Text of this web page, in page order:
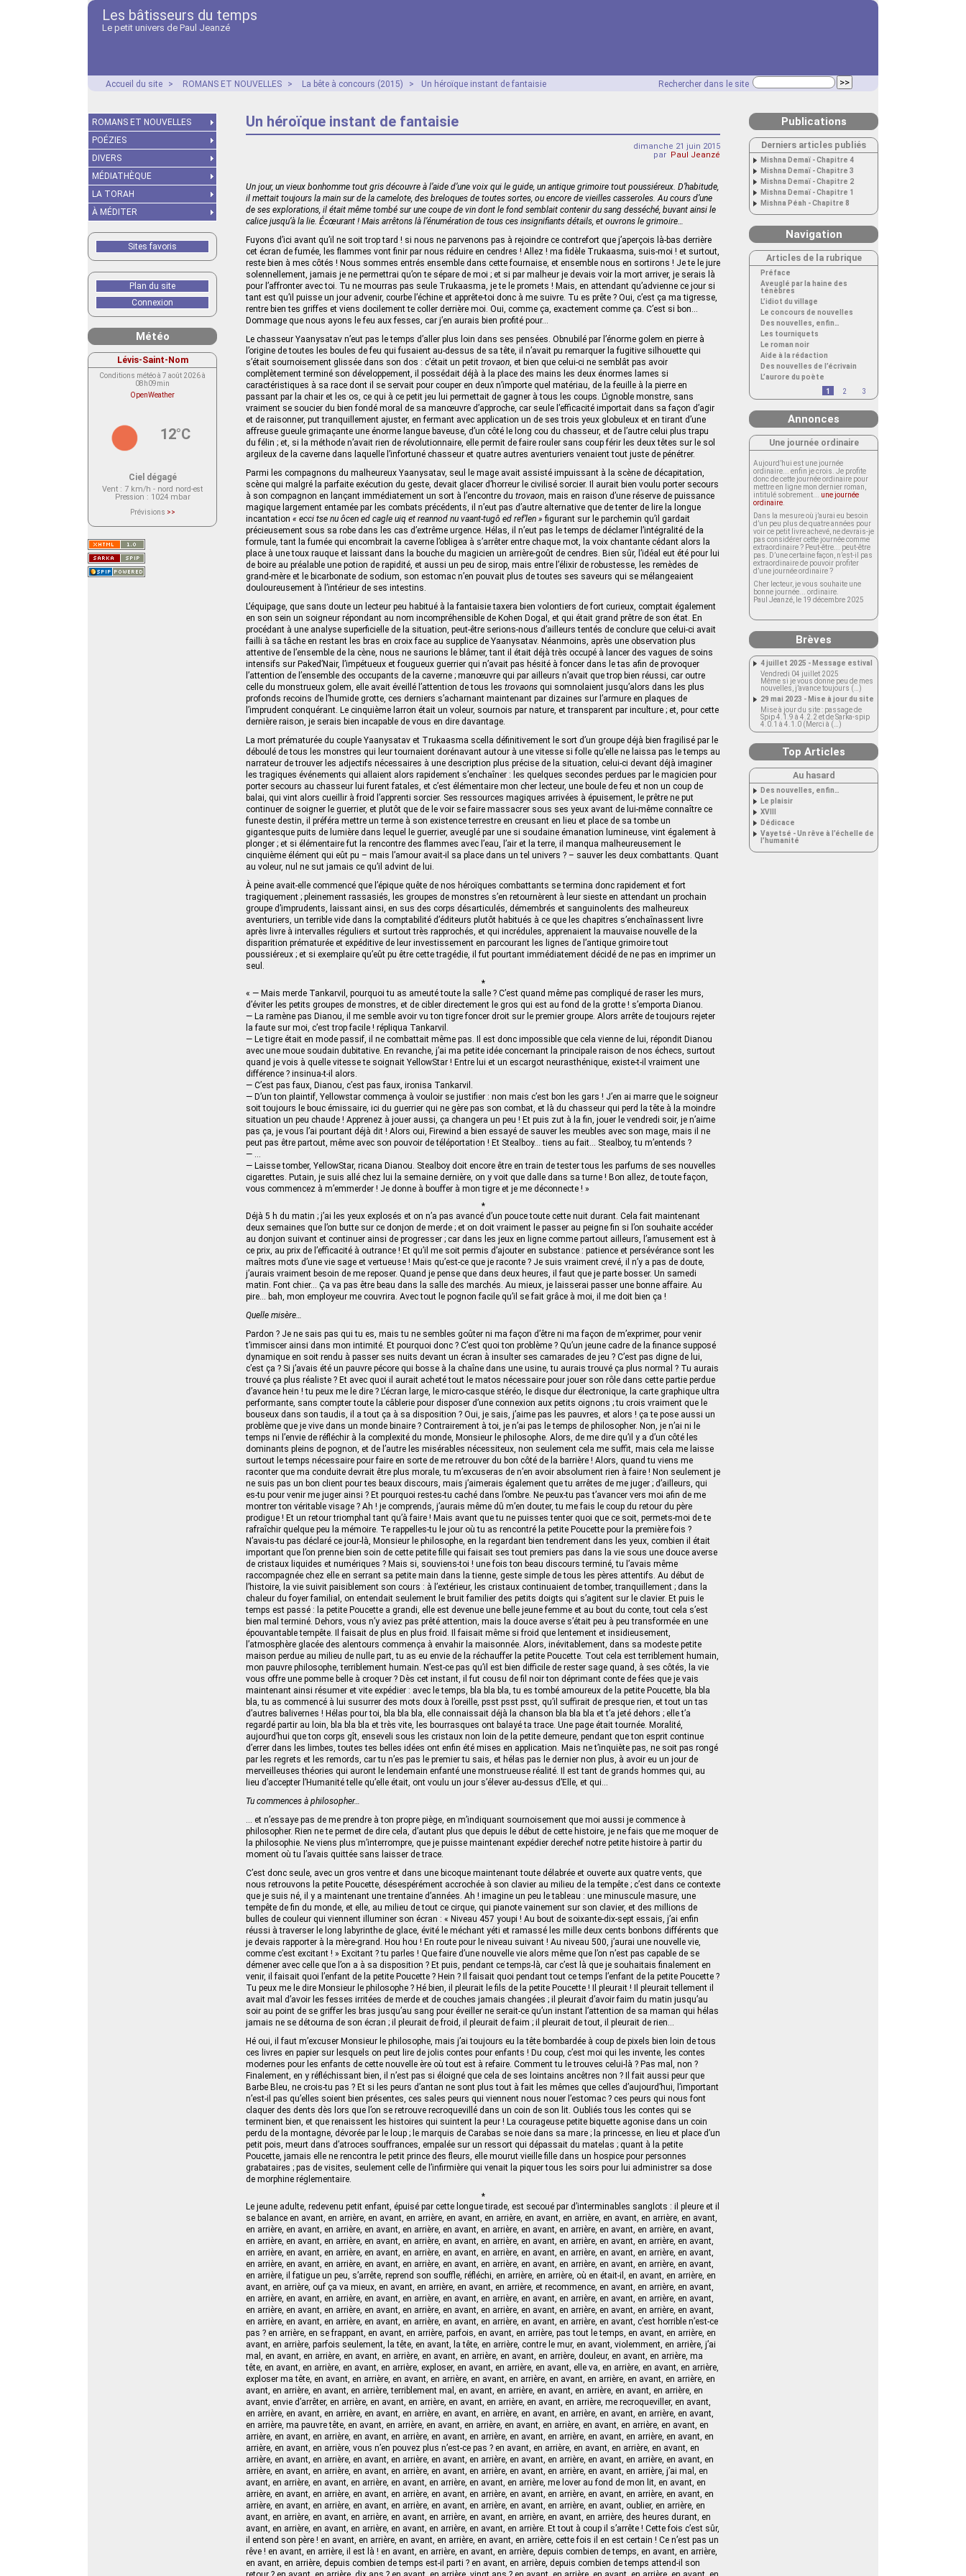
Les bâtisseurs du temps
Le petit univers de Paul Jeanzé
Rechercher dans le site
Accueil du site > ROMANS ET NOUVELLES > La bête à concours (2015) > Un héroïque instant de fantaisie
Un héroïque instant de fantaisie
dimanche 21 juin 2015
par Paul Jeanzé
Un jour, un vieux bonhomme tout gris découvre à l’aide d’une voix qui le guide, un antique grimoire tout poussiéreux. D’habitude,
il mettait toujours la main sur de la camelote, des breloques de toutes sortes, ou encore de vieilles casseroles. Au cours d’une
de ses explorations, il était même tombé sur une coupe de vin dont le fond semblait contenir du sang desséché, buvant ainsi le
calice jusqu’à la lie. Écœurant ! Mais arrêtons là l’énumération de tous ces insignifiants détails, et ouvrons le grimoire…
Fuyons d’ici avant qu’il ne soit trop tard ! si nous ne parvenons pas à rejoindre ce contrefort que j’aperçois là-bas derrière
cet écran de fumée, les flammes vont finir par nous réduire en cendres ! Allez ! ma fidèle Trukaasma, suis‑moi ! et surtout,
reste bien à mes côtés ! Nous sommes entrés ensemble dans cette fournaise, et ensemble nous en sortirons ! Je te le jure
solennellement, jamais je ne permettrai qu’on te sépare de moi ; et si par malheur je devais voir la mort arriver, je serais là
pour l’affronter avec toi. Tu ne mourras pas seule Trukaasma, je te le promets ! Mais, en attendant qu’advienne ce jour si
tant est qu’il puisse un jour advenir, courbe l’échine et apprête-toi donc à me suivre. Tu es prête ? Oui, c’est ça ma tigresse,
rentre bien tes griffes et viens docilement te coller derrière moi. Oui, comme ça, exactement comme ça. C’est si bon…
Dommage que nous ayons le feu aux fesses, car j’en aurais bien profité pour…
Le chasseur Yaanysatav n’eut pas le temps d’aller plus loin dans ses pensées. Obnubilé par l’énorme golem en pierre à
l’origine de toutes les boules de feu qui fusaient au-dessus de sa tête, il n’avait pu remarquer la fugitive silhouette qui
s’était sournoisement glissée dans son dos : c’était un petit trovaon, et bien que celui-ci ne semblât pas avoir
complètement terminé son développement, il possédait déjà à la place des mains les deux énormes lames si
caractéristiques à sa race dont il se servait pour couper en deux n’importe quel matériau, de la feuille à la pierre en
passant par la chair et les os, ce qui à ce petit jeu lui permettait de gagner à tous les coups. L’ignoble monstre, sans
vraiment se soucier du bien fondé moral de sa manœuvre d’approche, car seule l’efficacité importait dans sa façon d’agir
et de raisonner, put tranquillement ajuster, en fermant avec application un de ses trois yeux globuleux et en tirant d’une
affreuse gueule grimaçante une énorme langue baveuse, d’un côté le long cou du chasseur, et de l’autre celui plus trapu
du félin ; et, si la méthode n’avait rien de révolutionnaire, elle permit de faire rouler sans coup férir les deux têtes sur le sol
argileux de la caverne dans laquelle l’infortuné chasseur et quatre autres aventuriers venaient tout juste de pénétrer.
Parmi les compagnons du malheureux Yaanysatav, seul le mage avait assisté impuissant à la scène de décapitation,
scène qui malgré la parfaite exécution du geste, devait glacer d’horreur le civilisé sorcier. Il aurait bien voulu porter secours
à son compagnon en lançant immédiatement un sort à l’encontre du trovaon, mais en raison d’une réserve de puissance
magique largement entamée par les combats précédents, il n’eut pas d’autre alternative que de tenter de lire la longue
incantation « ecci tse nu ôcen ed cagle uiq et reannod nu vaant-tugô ed ref’len » figurant sur le parchemin qu’il gardait
précieusement sous sa robe dans les cas d’extrême urgence. Hélas, il n’eut pas le temps de déclamer l’intégralité de la
formule, tant la fumée qui encombrait la caverne l’obligea à s’arrêter entre chaque mot, la voix chantante cédant alors la
place à une toux rauque et laissant dans la bouche du magicien un arrière-goût de cendres. Bien sûr, l’idéal eut été pour lui
de boire au préalable une potion de rapidité, et aussi un peu de sirop, mais entre l’élixir de robustesse, les remèdes de
grand-mère et le bicarbonate de sodium, son estomac n’en pouvait plus de toutes ses saveurs qui se mélangeaient
douloureusement à l’intérieur de ses intestins.
L’équipage, que sans doute un lecteur peu habitué à la fantaisie taxera bien volontiers de fort curieux, comptait également
en son sein un soigneur répondant au nom incompréhensible de Kohen Dogal, et qui était grand prêtre de son état. En
procédant à une analyse superficielle de la situation, peut-être serions-nous d’ailleurs tentés de conclure que celui-ci avait
failli à sa tâche en restant les bras en croix face au supplice de Yaanysatav. Néanmoins, après une observation plus
attentive de l’ensemble de la cène, nous ne saurions le blâmer, tant il était déjà très occupé à lancer des vagues de soins
intensifs sur Paked’Nair, l’impétueux et fougueux guerrier qui n’avait pas hésité à foncer dans le tas afin de provoquer
l’attention de l’ensemble des occupants de la caverne ; manœuvre qui par ailleurs n’avait que trop bien réussi, car outre
celle du monstrueux golem, elle avait éveillé l’attention de tous les trovaons qui somnolaient jusqu’alors dans les plus
profonds recoins de l’humide grotte, ces derniers s’acharnant maintenant par dizaines sur l’armure en plaques de
l’imprudent conquérant. Le cinquième larron était un voleur, sournois par nature, et transparent par inculture ; et, pour cette
dernière raison, je serais bien incapable de vous en dire davantage.
La mort prématurée du couple Yaanysatav et Trukaasma scella définitivement le sort d’un groupe déjà bien fragilisé par le
déboulé de tous les monstres qui leur tournaient dorénavant autour à une vitesse si folle qu’elle ne laissa pas le temps au
narrateur de trouver les adjectifs nécessaires à une description plus précise de la situation, celui-ci devant déjà imaginer
les tragiques événements qui allaient alors rapidement s’enchaîner : les quelques secondes perdues par le magicien pour
porter secours au chasseur lui furent fatales, et c’est élémentaire mon cher lecteur, une boule de feu et non un coup de
balai, qui vint alors cueillir à froid l’apprenti sorcier. Ses ressources magiques arrivées à épuisement, le prêtre ne put
continuer de soigner le guerrier, et plutôt que de le voir se faire massacrer sous ses yeux avant de lui-même connaître ce
funeste destin, il préféra mettre un terme à son existence terrestre en creusant en lieu et place de sa tombe un
gigantesque puits de lumière dans lequel le guerrier, aveuglé par une si soudaine émanation lumineuse, vint également à
plonger ; et si élémentaire fut la rencontre des flammes avec l’eau, l’air et la terre, il manqua malheureusement le
cinquième élément qui eût pu – mais l’amour avait-il sa place dans un tel univers ? – sauver les deux combattants. Quant
au voleur, nul ne sut jamais ce qu’il advint de lui.
À peine avait-elle commencé que l’épique quête de nos héroïques combattants se termina donc rapidement et fort
tragiquement ; pleinement rassasiés, les groupes de monstres s’en retournèrent à leur sieste en attendant un prochain
groupe d’imprudents, laissant ainsi, en sus des corps désarticulés, démembrés et sanguinolents des malheureux
aventuriers, un terrible vide dans la comptabilité d’éditeurs plutôt habitués à ce que les chapitres s’enchaînassent livre
après livre à intervalles réguliers et surtout très rapprochés, et qui incrédules, apprenaient la mauvaise nouvelle de la
disparition prématurée et expéditive de leur investissement en parcourant les lignes de l’antique grimoire tout
poussiéreux ; et si exemplaire qu’eût pu être cette tragédie, il fut pourtant immédiatement décidé de ne pas en imprimer un
seul.
*
« — Mais merde Tankarvil, pourquoi tu as ameuté toute la salle ? C’est quand même pas compliqué de raser les murs,
d’éviter les petits groupes de monstres, et de cibler directement le gros qui est au fond de la grotte ! s’emporta Dianou.
— La ramène pas Dianou, il me semble avoir vu ton tigre foncer droit sur le premier groupe. Alors arrête de toujours rejeter
la faute sur moi, c’est trop facile ! répliqua Tankarvil.
— Le tigre était en mode passif, il ne combattait même pas. Il est donc impossible que cela vienne de lui, répondit Dianou
avec une moue soudain dubitative. En revanche, j’ai ma petite idée concernant la principale raison de nos échecs, surtout
quand je vois à quelle vitesse te soignait YellowStar ! Entre lui et un escargot neurasthénique, existe-t-il vraiment une
différence ? insinua-t-il alors.
— C’est pas faux, Dianou, c’est pas faux, ironisa Tankarvil.
— D’un ton plaintif, Yellowstar commença à vouloir se justifier : non mais c’est bon les gars ! J’en ai marre que le soigneur
soit toujours le bouc émissaire, ici du guerrier qui ne gère pas son combat, et là du chasseur qui perd la tête à la moindre
situation un peu chaude ! Apprenez à jouer aussi, ça changera un peu ! Et puis zut à la fin, jouer le vendredi soir, je n’aime
pas ça, je vous l’ai pourtant déjà dit ! Alors oui, Firewind a bien essayé de sauver les meubles avec son mage, mais il ne
peut pas être partout, même avec son pouvoir de téléportation ! Et Stealboy… tiens au fait… Stealboy, tu m’entends ?
— …
— Laisse tomber, YellowStar, ricana Dianou. Stealboy doit encore être en train de tester tous les parfums de ses nouvelles
cigarettes. Putain, je suis allé chez lui la semaine dernière, on y voit que dalle dans sa turne ! Bon allez, de toute façon,
vous commencez à m’emmerder ! Je donne à bouffer à mon tigre et je me déconnecte ! »
*
Déjà 5 h du matin ; j’ai les yeux explosés et on n’a pas avancé d’un pouce toute cette nuit durant. Cela fait maintenant
deux semaines que l’on butte sur ce donjon de merde ; et on doit vraiment le passer au peigne fin si l’on souhaite accéder
au donjon suivant et continuer ainsi de progresser ; car dans les jeux en ligne comme partout ailleurs, l’amusement est à
ce prix, au prix de l’efficacité à outrance ! Et qu’il me soit permis d’ajouter en substance : patience et persévérance sont les
maîtres mots d’une vie sage et vertueuse ! Mais qu’est-ce que je raconte ? Je suis vraiment crevé, il n’y a pas de doute,
j’aurais vraiment besoin de me reposer. Quand je pense que dans deux heures, il faut que je parte bosser. Un samedi
matin. Font chier… Ça va pas être beau dans la salle des marchés. Au mieux, je laisserai passer une bonne affaire. Au
pire… bah, mon employeur me couvrira. Avec tout le pognon facile qu’il se fait grâce à moi, il me doit bien ça !
Quelle misère…
Pardon ? Je ne sais pas qui tu es, mais tu ne sembles goûter ni ma façon d’être ni ma façon de m’exprimer, pour venir
t’immiscer ainsi dans mon intimité. Et pourquoi donc ? C’est quoi ton problème ? Qu’un jeune cadre de la finance supposé
dynamique en soit rendu à passer ses nuits devant un écran à insulter ses camarades de jeu ? C’est pas digne de lui,
c’est ça ? Si j’avais été un pauvre pécore qui bosse à la chaîne dans une usine, tu aurais trouvé ça plus normal ? Tu aurais
trouvé ça plus réaliste ? Et avec quoi il aurait acheté tout le matos nécessaire pour jouer son rôle dans cette partie perdue
d’avance hein ! tu peux me le dire ? L’écran large, le micro-casque stéréo, le disque dur électronique, la carte graphique ultra
performante, sans compter toute la câblerie pour disposer d’une connexion aux petits oignons ; tu crois vraiment que le
bouseux dans son taudis, il a tout ça à sa disposition ? Oui, je sais, j’aime pas les pauvres, et alors ! ça te pose aussi un
problème que je vive dans un monde binaire ? Contrairement à toi, je n’ai pas le temps de philosopher. Non, je n’ai ni le
temps ni l’envie de réfléchir à la complexité du monde, Monsieur le philosophe. Alors, de me dire qu’il y a d’un côté les
dominants pleins de pognon, et de l’autre les misérables nécessiteux, non seulement cela me suffit, mais cela me laisse
surtout le temps nécessaire pour faire en sorte de me retrouver du bon côté de la barrière ! Alors, quand tu viens me
raconter que ma conduite devrait être plus morale, tu m’excuseras de n’en avoir absolument rien à faire ! Non seulement je
ne suis pas un bon client pour tes beaux discours, mais j’aimerais également que tu arrêtes de me juger ; d’ailleurs, qui
es‑tu pour venir me juger ainsi ? Et pourquoi restes-tu caché dans l’ombre. Ne peux-tu pas t’avancer vers moi afin de me
montrer ton véritable visage ? Ah ! je comprends, j’aurais même dû m’en douter, tu me fais le coup du retour du père
prodigue ! Et un retour triomphal tant qu’à faire ! Mais avant que tu ne puisses tenter quoi que ce soit, permets-moi de te
rafraîchir quelque peu la mémoire. Te rappelles-tu le jour où tu as rencontré la petite Poucette pour la première fois ?
N’avais‑tu pas déclaré ce jour‑là, Monsieur le philosophe, en la regardant bien tendrement dans les yeux, combien il était
important que l’on prenne bien soin de cette petite fille qui faisait ses tout premiers pas dans la vie sous une douce averse
de cristaux liquides et numériques ? Mais si, souviens-toi ! une fois ton beau discours terminé, tu l’avais même
raccompagnée chez elle en serrant sa petite main dans la tienne, geste simple de tous les pères attentifs. Au début de
l’histoire, la vie suivit paisiblement son cours : à l’extérieur, les cristaux continuaient de tomber, tranquillement ; dans la
chaleur du foyer familial, on entendait seulement le bruit familier des petits doigts qui s’agitent sur le clavier. Et puis le
temps est passé : la petite Poucette a grandi, elle est devenue une belle jeune femme et au bout du conte, tout cela s’est
bien mal terminé. Dehors, vous n’y aviez pas prêté attention, mais la douce averse s’était peu à peu transformée en une
épouvantable tempête. Il faisait de plus en plus froid. Il faisait même si froid que lentement et insidieusement,
l’atmosphère glacée des alentours commença à envahir la maisonnée. Alors, inévitablement, dans sa modeste petite
maison perdue au milieu de nulle part, tu as eu envie de la réchauffer la petite Poucette. Tout cela est terriblement humain,
mon pauvre philosophe, terriblement humain. N’est-ce pas qu’il est bien difficile de rester sage quand, à ses côtés, la vie
vous offre une pomme belle à croquer ? Dès cet instant, il fut cousu de fil noir ton déprimant conte de fées que je vais
maintenant ainsi résumer et vite expédier : avec le temps, bla bla bla, tu es tombé amoureux de la petite Poucette, bla bla
bla, tu as commencé à lui susurrer des mots doux à l’oreille, psst psst psst, qu’il suffirait de presque rien, et tout un tas
d’autres balivernes ! Hélas pour toi, bla bla bla, elle connaissait déjà la chanson bla bla bla et t’a jeté dehors ; elle t’a
regardé partir au loin, bla bla bla et très vite, les bourrasques ont balayé ta trace. Une page était tournée. Moralité,
aujourd’hui que ton corps gît, enseveli sous les cristaux non loin de la petite demeure, pendant que ton esprit continue
d’errer dans les limbes, toutes tes belles idées ont enfin été mises en application. Mais ne t’inquiète pas, ne soit pas rongé
par les regrets et les remords, car tu n’es pas le premier tu sais, et hélas pas le dernier non plus, à avoir eu un jour de
merveilleuses théories qui auront le lendemain enfanté une monstrueuse réalité. Il est tant de grands hommes qui, au
lieu d’accepter l’Humanité telle qu’elle était, ont voulu un jour s’élever au‑dessus d’Elle, et qui…
Tu commences à philosopher…
… et n’essaye pas de me prendre à ton propre piège, en m’indiquant sournoisement que moi aussi je commence à
philosopher. Rien ne te permet de dire cela, d’autant plus que depuis le début de cette histoire, je ne fais que me moquer de
la philosophie. Ne viens plus m’interrompre, que je puisse maintenant expédier derechef notre petite histoire à partir du
moment où tu l’avais quittée sans laisser de trace.
C’est donc seule, avec un gros ventre et dans une bicoque maintenant toute délabrée et ouverte aux quatre vents, que
nous retrouvons la petite Poucette, désespérément accrochée à son clavier au milieu de la tempête ; c’est dans ce contexte
que je suis né, il y a maintenant une trentaine d’années. Ah ! imagine un peu le tableau : une minuscule masure, une
tempête de fin du monde, et elle, au milieu de tout ce cirque, qui pianote vainement sur son clavier, et des millions de
bulles de couleur qui viennent illuminer son écran : « Niveau 457 youpi ! Au bout de soixante-dix-sept essais, j’ai enfin
réussi à traverser le long labyrinthe de glace, évité le méchant yéti et ramassé les mille deux cents bonbons différents que
je devais rapporter à la mère-grand. Hou hou ! En route pour le niveau suivant ! Au niveau 500, j’aurai une nouvelle vie,
comme c’est excitant ! » Excitant ? tu parles ! Que faire d’une nouvelle vie alors même que l’on n’est pas capable de se
démener avec celle que l’on a à sa disposition ? Et puis, pendant ce temps-là, car c’est là que je souhaitais finalement en
venir, il faisait quoi l’enfant de la petite Poucette ? Hein ? Il faisait quoi pendant tout ce temps l’enfant de la petite Poucette ?
Tu peux me le dire Monsieur le philosophe ? Hé bien, il pleurait le fils de la petite Poucette ! Il pleurait ! Il pleurait tellement il
avait mal d’avoir les fesses irritées de merde et de couches jamais changées ; il pleurait d’avoir faim du matin jusqu’au
soir au point de se griffer les bras jusqu’au sang pour éveiller ne serait-ce qu’un instant l’attention de sa maman qui hélas
jamais ne se détourna de son écran ; il pleurait de froid, il pleurait de faim ; il pleurait de tout, il pleurait de rien…
Hé oui, il faut m’excuser Monsieur le philosophe, mais j’ai toujours eu la tête bombardée à coup de pixels bien loin de tous
ces livres en papier sur lesquels on peut lire de jolis contes pour enfants ! Du coup, c’est moi qui les invente, les contes
modernes pour les enfants de cette nouvelle ère où tout est à refaire. Comment tu le trouves celui-là ? Pas mal, non ?
Finalement, en y réfléchissant bien, il n’est pas si éloigné que cela de ses lointains ancêtres non ? Il fait aussi peur que
Barbe Bleu, ne crois-tu pas ? Et si les peurs d’antan ne sont plus tout à fait les mêmes que celles d’aujourd’hui, l’important
n’est-il pas qu’elles soient bien présentes, ces sales peurs qui viennent nous nouer l’estomac ? ces peurs qui nous font
claquer des dents dès lors que l’on se retrouve recroquevillé dans un coin de son lit. Oubliés tous les contes qui se
terminent bien, et que renaissent les histoires qui suintent la peur ! La courageuse petite biquette agonise dans un coin
perdu de la montagne, dévorée par le loup ; le marquis de Carabas se noie dans sa mare ; la princesse, en lieu et place d’un
petit pois, meurt dans d’atroces souffrances, empalée sur un ressort qui dépassait du matelas ; quant à la petite
Poucette, jamais elle ne rencontra le petit prince des fleurs, elle mourut vieille fille dans un hospice pour personnes
grabataires ; pas de visites, seulement celle de l’infirmière qui venait la piquer tous les soirs pour lui administrer sa dose
de morphine réglementaire.
*
Le jeune adulte, redevenu petit enfant, épuisé par cette longue tirade, est secoué par d’interminables sanglots : il pleure et il
se balance en avant, en arrière, en avant, en arrière, en avant, en arrière, en avant, en arrière, en avant, en arrière, en avant,
en arrière, en avant, en arrière, en avant, en arrière, en avant, en arrière, en avant, en arrière, en avant, en arrière, en avant,
en arrière, en avant, en arrière, en avant, en arrière, en avant, en arrière, en avant, en arrière, en avant, en arrière, en avant,
en arrière, en avant, en arrière, en avant, en arrière, en avant, en arrière, en avant, en arrière, en avant, en arrière, en avant,
en arrière, en avant, en arrière, en avant, en arrière, en avant, en arrière, en avant, en arrière, en avant, en arrière, en avant,
en arrière, il fatigue un peu, s’arrête, reprend son souffle, réfléchi, en arrière, en arrière, où en était-il, en avant, en arrière, en
avant, en arrière, ouf ça va mieux, en avant, en arrière, en avant, en arrière, et recommence, en avant, en arrière, en avant,
en arrière, en avant, en arrière, en avant, en arrière, en avant, en arrière, en avant, en arrière, en avant, en arrière, en avant,
en arrière, en avant, en arrière, en avant, en arrière, en avant, en arrière, en avant, en arrière, en avant, en arrière, en avant,
en arrière, en avant, en arrière, en avant, en arrière, en avant, en arrière, en avant, en arrière, en avant, c’est horrible n’est-ce
pas ? en arrière, en se frappant, en avant, en arrière, parfois, en avant, en arrière, pas tout le temps, en avant, en arrière, en
avant, en arrière, parfois seulement, la tête, en avant, la tête, en arrière, contre le mur, en avant, violemment, en arrière, j’ai
mal, en avant, en arrière, en avant, en arrière, en avant, en arrière, en avant, en arrière, douleur, en avant, en arrière, ma
tête, en avant, en arrière, en avant, en arrière, exploser, en avant, en arrière, en avant, elle va, en arrière, en avant, en arrière,
exploser ma tête, en avant, en arrière, en avant, en arrière, en avant, en arrière, en avant, en arrière, en avant, en arrière, en
avant, en arrière, en avant, en arrière, terriblement mal, en avant, en arrière, en avant, en arrière, en avant, en arrière, en
avant, envie d’arrêter, en arrière, en avant, en arrière, en avant, en arrière, en avant, en arrière, me recroqueviller, en avant,
en arrière, en avant, en arrière, en avant, en arrière, en avant, en arrière, en avant, en arrière, en avant, en arrière, en avant,
en arrière, ma pauvre tête, en avant, en arrière, en avant, en arrière, en avant, en arrière, en avant, en arrière, en avant, en
arrière, en avant, en arrière, en avant, en arrière, en avant, en arrière, en avant, en arrière, en avant, en arrière, en avant, en
arrière, en avant, en arrière, vous n’en pouvez plus n’est-ce pas ? en avant, en arrière, en avant, en arrière, en avant, en
arrière, en avant, en arrière, en avant, en arrière, en avant, en arrière, en avant, en arrière, en avant, en arrière, en avant, en
arrière, en avant, en arrière, en avant, en arrière, en avant, en arrière, en avant, en arrière, en avant, en arrière, j’ai mal, en
avant, en arrière, en avant, en arrière, en avant, en arrière, en avant, en arrière, me lover au fond de mon lit, en avant, en
arrière, en avant, en arrière, en avant, en arrière, en avant, en arrière, en avant, en arrière, en avant, en arrière, en avant, en
arrière, en avant, en arrière, en avant, en arrière, en avant, en arrière, en avant, en arrière, en avant, oublier, en arrière, en
avant, en arrière, en avant, en arrière, en avant, en arrière, en avant, en arrière, en avant, en arrière, des heures durant, en
avant, en arrière, en avant, en arrière, en avant, en arrière, en avant, en arrière. Et tout à coup il s’arrête ! Cette fois c’est sûr,
il entend son père ! en avant, en arrière, en avant, en arrière, en avant, en arrière, cette fois il en est certain ! Ce n’est pas un
rêve ! en avant, en arrière, il est là ! en avant, en arrière, en avant, en arrière, depuis combien de temps, en avant, en arrière,
en avant, en arrière, depuis combien de temps est-il parti ? en avant, en arrière, depuis combien de temps attend-il son
ROMANS ET NOUVELLES
POÉZIES
DIVERS
MÉDIATHÈQUE
LA TORAH
À MÉDITER
Sites favoris
Plan du site
Connexion
Météo
Lévis-Saint-Nom
Conditions météo à 7 août 2026 à
08h09min
OpenWeather
12°C
Ciel dégagé
Vent : 7 km/h - nord nord-est
Pression : 1024 mbar
Prévisions >>
actuellement aucune prévision
Saint-Nom.
Veuillez consulter le message du
service ci-dessous.
(401 - Invalid API key. Please see
https://openweathermap.org/faq#error401
Publications
Derniers articles publiés
Mishna Demaï - Chapitre 4
Mishna Demaï - Chapitre 3
Mishna Demaï - Chapitre 2
Mishna Demaï - Chapitre 1
Mishna Péah - Chapitre 8
Navigation
Articles de la rubrique
Préface
Aveuglé par la haine des
ténèbres
L’idiot du village
Le concours de nouvelles
Des nouvelles, enfin…
Les tourniquets
Le roman noir
Aide à la rédaction
Des nouvelles de l’écrivain
L’aurore du poète
1
2 3
Annonces
Une journée ordinaire
Aujourd’hui est une journée
ordinaire... enfin je crois. Je profite
donc de cette journée ordinaire pour
mettre en ligne mon dernier roman,
intitulé sobrement... une journée
ordinaire
Dans la mesure où j’aurai eu besoin
d’un peu plus de quatre années pour
voir ce petit livre achevé, ne devrais-je
pas considérer cette journée comme
extraordinaire ? Peut-être... peut-être
pas. D’une certaine façon, n’est-il pas
extraordinaire de pouvoir profiter
d’une journée ordinaire ?
Cher lecteur, je vous souhaite une
bonne journée... ordinaire.
Paul Jeanzé, le 19 décembre 2025
Brèves
4 juillet 2025 - Message estival
Vendredi 04 juillet 2025
Même si je vous donne peu de mes
nouvelles, j’avance toujours (…)
29 mai 2023 - Mise à jour du site
Mise à jour du site : passage de
Spip 4.1.9 à 4.2.2 et de Sarka-spip
4.0.1 à 4.1.0 (Merci à (…)
Top Articles
Au hasard
Des nouvelles, enfin…
Le plaisir
XVIII
Dédicace
Vayetsé - Un rêve à l’échelle de
l’humanité